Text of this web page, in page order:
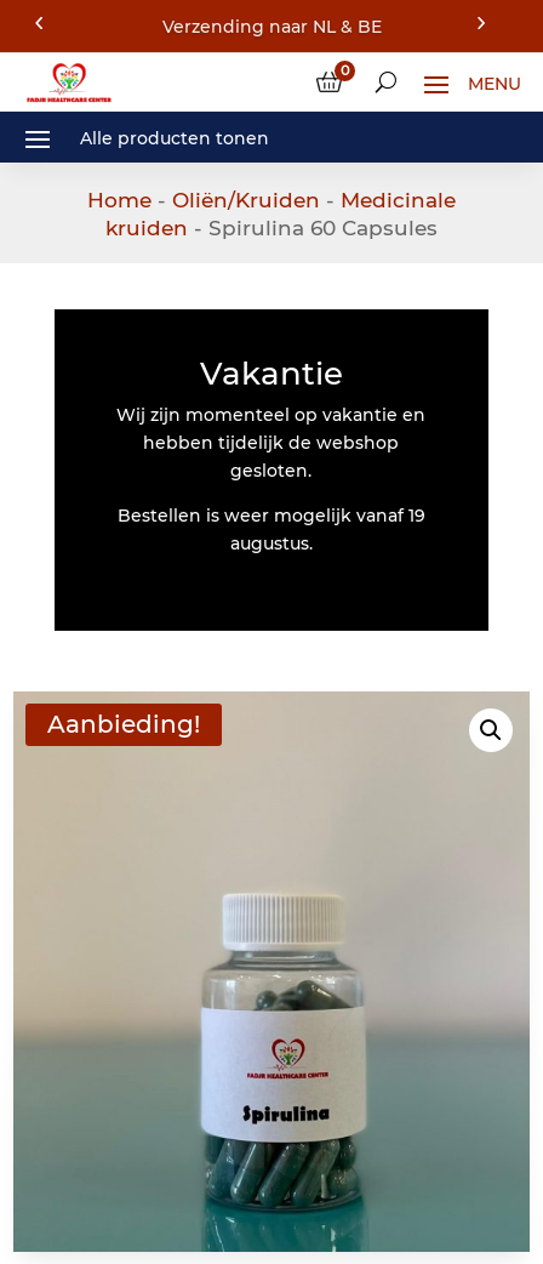
0
Home- Oliën/Kruiden - Medicinale
kruiden - Spirulina 60 Capsules
Vakantie
Wij zijn momenteel op vakantie en
hebben tijdelijk de webshop
gesloten.
Bestellen is weer mogelijk vanaf 19
augustus.
Aanbieding!